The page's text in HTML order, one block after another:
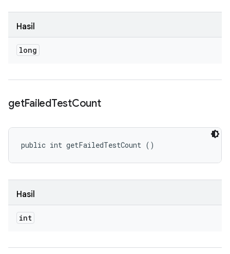
Hasil
long
getFailedTestCount
public int getFailedTestCount ()
Hasil
int